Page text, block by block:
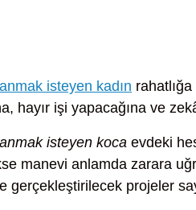
isteyen kadın
hayır işi yapacağına ve
isteyen koca evdeki
manevi anlamda zarara
gerçekleştirilecek projeler